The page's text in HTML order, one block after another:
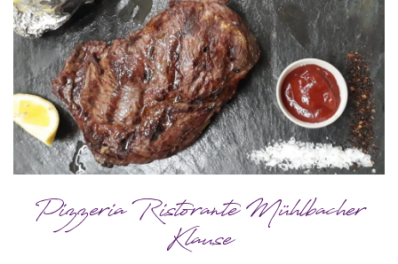
Pizzeria Ristorante Mühlbacher
Klause